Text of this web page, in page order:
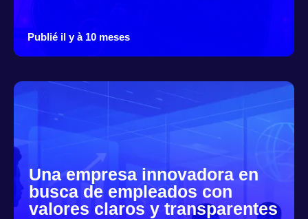
Publié il y à 10 meses
Una empresa innovadora en
busca de empleados con
valores claros y transparentes